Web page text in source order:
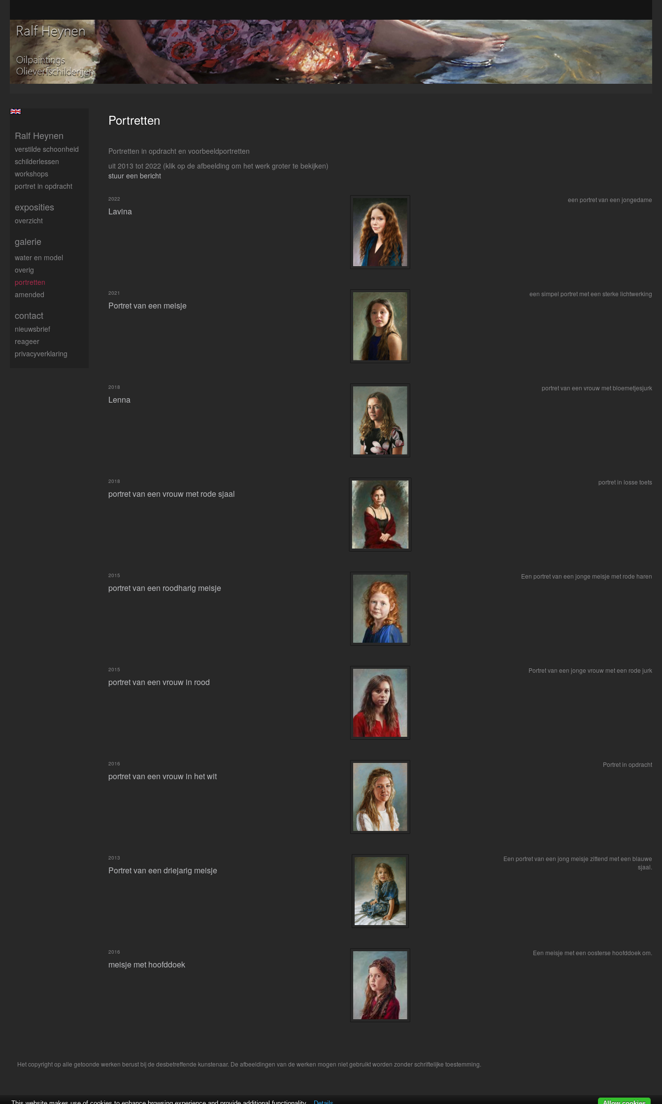
Portretten
Portretten in opdracht en voorbeeldportretten
uit 2013 tot 2022 (klik op de afbeelding om het werk groter te bekijken)
stuur een bericht
Lavina
2022 een portret van een jongedame
Portret van een meisje
2021 een simpel portret met een sterke lichtwerking
Lenna
2018 portret van een vrouw met bloemetjesjurk
portret van een vrouw met rode sjaal
2018 portret in losse toets
portret van een roodharig meisje
2015 Een portret van een jonge meisje met rode haren
portret van een vrouw in rood
2015 Portret van een jonge vrouw met een rode jurk
portret van een vrouw in het wit
2016 Portret in opdracht
Portret van een driejarig meisje
2013
Een portret van een jong meisje zittend met een blauwe
sjaal.
meisje met hoofddoek
2016 Een meisje met een oosterse hoofddoek om.
Ralf Heynen
verstilde schoonheid
schilderlessen
workshops
portret in opdracht
exposities
overzicht
galerie
water en model
overig
portretten
amended
contact
nieuwsbrief
reageer
privacyverklaring
Het copyright op alle getoonde werken berust bij de desbetreffende kunstenaar. De afbeeldingen van de werken mogen niet gebruikt worden zonder schriftelijke toestemming.